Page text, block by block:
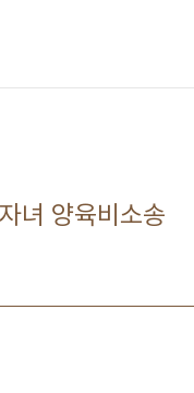
녀 양육비소송